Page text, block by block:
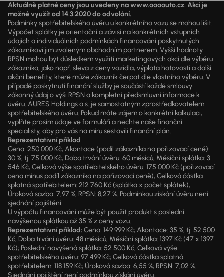
Aktuálně platné ceny jsou uvedeny nawww.aaaauto.cz. Akci je
možné využít od 14.3.2020 do odvolání.
Podmínky spotřebitelského úvěru u konkrétního vozu se mohou lišit.
Výpočet splátky je orientační a závisí na konkrétních vstupních
údajích a individuálních podmínkách financování poskytnutých
zákazníkovi jim zvoleným obchodním partnerem. Vyšší hodnoty
RPSN mohou být důsledkem využití marketingových akcí dle výběru
zákazníka, jako např. sleva z ceny vozidla, výplata hotovosti a další
akční benefity, které může zákazník čerpat dle vlastního výběru. V
případě poskytnutí finanční služby je součástí každé smlouvy
zákonný údaj o výši RPSN a kompletní předsmluvní informace k
úvěru. AURES Holdings a.s. je samostatným zprostředkovatelem
spotřebitelského úvěru. Pokud máte zájem o konkrétní kalkulaci,
vyplňte prosím údaje ve formuláři a nechte naše finanční
specialisty, aby pro vás na míru sestavili finanční plán.
Reprezentativní příklad
Cena: 250 000 Kč, Akontace (podíl zákazníka na pořizovací ceně):
30 %, tj. 75 000 Kč, Doba trvání úvěru: 60 měsíců, Měsíční splátka: 3
546 Kč, Celková výše spotřebitelského úvěru: 175 000 Kč (pořizovací
cena mínus podíl zákazníka na pořizovací ceně), Celková částka
splatná spotřebitelem: 212 760 Kč (splátka x počet splátek),
Úroková sazba: 7,97 %, RPSN: 8,27 %. Podmínkou získání úvěru není
sjednání pojištění.
U výpočtu financování může být použit produkt s poslední
navýšenou splátkou až 35 % z ceny vozu.
Reprezentativní příklad:Cena: 149 999 Kč; Akontace: 35 %, tj. 52 500
Kč; Doba trvání úvěru: 48 měsíců; Měsíční splátka: 1397 Kč (47 x 1397
Kč); Poslední navýšená splátka: 52 500 Kč; Celková výše
spotřebitelského úvěru: 97 499 Kč; Celková částka splatná
spotřebitelem: 118 159 Kč; Úroková sazba: 6,55 %; RPSN: 7,02 %.
Sjednání pojištění není podmínkou získání úvěru.